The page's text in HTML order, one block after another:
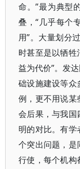
命。”最为典型
叠，“几乎每个
用”。大量划分
时甚至是以牺
益为代价”。发
础设施建设等众
例，更不用说某
会后果，与我
明的对比。有
个突出问题，是
行使，每个机构